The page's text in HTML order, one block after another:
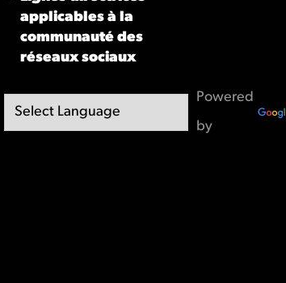
applicables à la
communauté des
réseaux sociaux
Powered
by